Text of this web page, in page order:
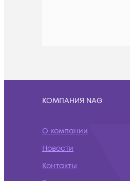
КОМПАНИЯ NAG
О компании
Новости
Контакты